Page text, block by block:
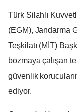
Türk Silahlı
(EGM), Jandarma
Teşkilatı (MİT)
bozmaya çalışan
güvenlik
ediyor.